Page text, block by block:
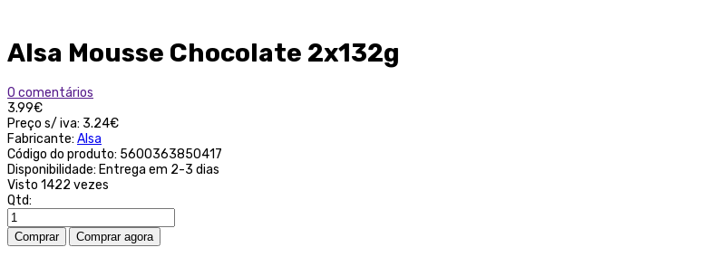
Alsa Mousse Chocolate 2x132g
0 comentários
3.99€
Preço s/ iva: 3.24€
Fabricante: Alsa
Código do produto: 5600363850417
Disponibilidade: Entrega em 2-3 dias
Visto 1422 vezes
Qtd: